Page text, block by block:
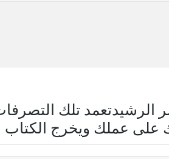
تلك
على عملك ويخرج الكتاب